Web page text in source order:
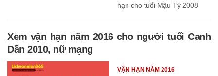
hạn cho tuổi Mậu Tý 2008
Xem vận hạn năm 2016 cho người tuổi Canh
Dần 2010, nữ mạng
VẬN HẠN NĂM 2016